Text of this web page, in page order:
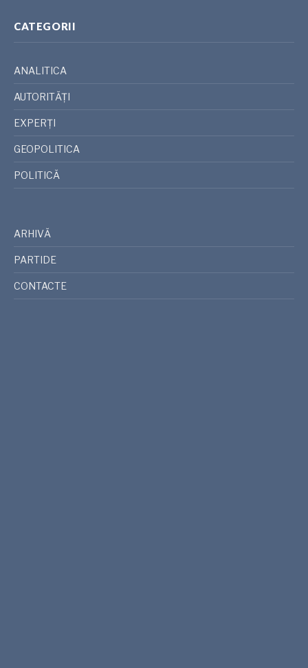
CATEGORII
ANALITICA
AUTORITĂȚI
EXPERȚI
GEOPOLITICA
POLITICĂ
ARHIVĂ
PARTIDE
CONTACTE